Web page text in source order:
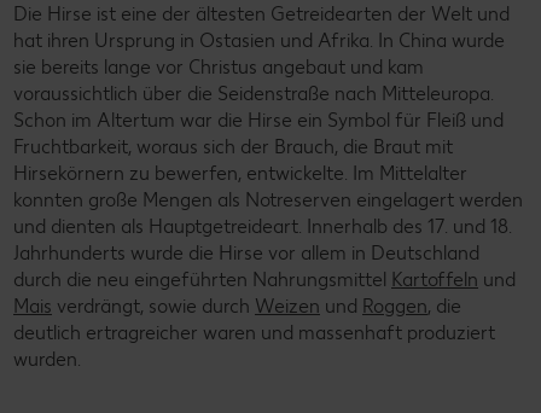
Die Hirse ist eine der ältesten Getreidearten der Welt und
hat ihren Ursprung in Ostasien und Afrika. In China wurde
sie bereits lange vor Christus angebaut und kam
voraussichtlich über die Seidenstraße nach Mitteleuropa.
Schon im Altertum war die Hirse ein Symbol für Fleiß und
Fruchtbarkeit, woraus sich der Brauch, die Braut mit
Hirsekörnern zu bewerfen, entwickelte. Im Mittelalter
konnten große Mengen als Notreserven eingelagert werden
und dienten als Hauptgetreideart. Innerhalb des 17. und 18.
Jahrhunderts wurde die Hirse vor allem in Deutschland
durch die neu eingeführten Nahrungsmittel Kartoffeln und
Mais verdrängt, sowie durch Weizen und Roggen, die
deutlich ertragreicher waren und massenhaft produziert
wurden.